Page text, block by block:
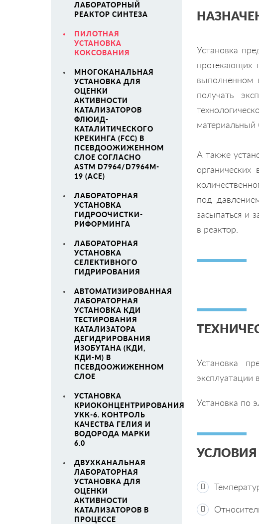
ЛАБОРАТОРНЫЙ
РЕАКТОР СИНТЕЗА
ПИЛОТНАЯ
УСТАНОВКА
КОКСОВАНИЯ
МНОГОКАНАЛЬНАЯ
УСТАНОВКА ДЛЯ
ОЦЕНКИ
АКТИВНОСТИ
КАТАЛИЗАТОРОВ
ФЛЮИД-
КАТАЛИТИЧЕСКОГО
КРЕКИНГА (FCC) В
ПСЕВДООЖИЖЕННОМ
СЛОЕ СОГЛАСНО
ASTM D7964/D7964M-
19 (ACE)
ЛАБОРАТОРНАЯ
УСТАНОВКА
ГИДРООЧИСТКИ-
РИФОРМИНГА
ЛАБОРАТОРНАЯ
УСТАНОВКА
СЕЛЕКТИВНОГО
ГИДРИРОВАНИЯ
АВТОМАТИЗИРОВАННАЯ
ЛАБОРАТОРНАЯ
УСТАНОВКА КДИ
ТЕСТИРОВАНИЯ
КАТАЛИЗАТОРА
ДЕГИДРИРОВАНИЯ
ИЗОБУТАНА (КДИ,
КДИ-М) В
ПСЕВДООЖИЖЕННОМ
СЛОЕ
УСТАНОВКА
КРИОКОНЦЕНТРИРОВАНИЯ
УКК-6. КОНТРОЛЬ
КАЧЕСТВА ГЕЛИЯ И
ВОДОРОДА МАРКИ
6.0
ДВУХКАНАЛЬНАЯ
ЛАБОРАТОРНАЯ
УСТАНОВКА ДЛЯ
ОЦЕНКИ
АКТИВНОСТИ
КАТАЛИЗАТОРОВ В
ПРОЦЕССЕ
Установка
протекающих
выполненном
получать
материальный
А также
под
засыпаться и
в реактор.
Установка
эксплуатации
Установка по
УСЛОВИЯ